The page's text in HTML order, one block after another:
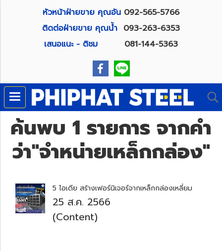
หัวหน้าฝ่ายขาย คุณอัน 092-565-5766
ติดต่อฝ่ายขาย คุณน้ำ 093-263-6353
เสนอแนะ - ติชม 081-144-5363
ค้นพบ 1 รายการ จากคำ
ว่า"จำหน่ายเหล็กกล่อง"
5 ไอเดีย สร้างเฟอร์นิเจอร์จากเหล็กกล่องเหลี่ยม
25 ส.ค. 2566
(Content)